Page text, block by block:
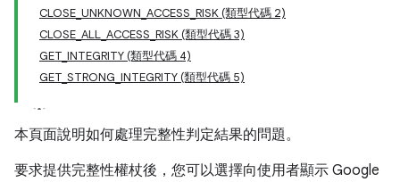
CLOSE_UNKNOWN_ACCESS_RISK (類型代碼 2)
CLOSE_ALL_ACCESS_RISK (類型代碼 3)
GET_INTEGRITY (類型代碼 4)
GET_STRONG_INTEGRITY (類型代碼 5)
本頁面說明如何處理完整性判定結果的問題。
要求提供完整性權杖後，您可以選擇向使用者顯示 Google